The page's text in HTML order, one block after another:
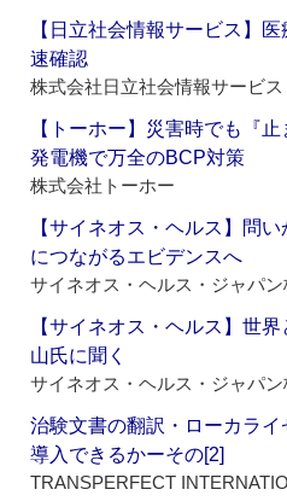
【日立社会情報サービス】
速確認
株式会社日立社会情報サービス
【トーホー】災害時でも『
発電機で万全のBCP対策
株式会社トーホー
【サイネオス・ヘルス】問
につながるエビデンスへ
サイネオス・ヘルス・ジャパ
【サイネオス・ヘルス】世
山氏に聞く
サイネオス・ヘルス・ジャパ
治験文書の翻訳・ローカラ
導入できるかーその[2]
TRANSPERFECT